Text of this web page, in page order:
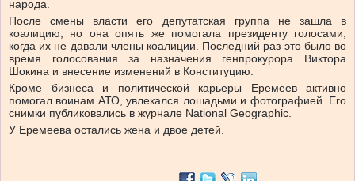
народа.
После смены власти его депутатская группа не зашла в
коалицию, но она опять же помогала президенту голосами,
когда их не давали члены коалиции. Последний раз это было во
время голосования за назначения генпрокурора Виктора
Шокина и внесение изменений в Конституцию.
Кроме бизнеса и политической карьеры Еремеев активно
помогал воинам АТО, увлекался лошадьми и фотографией. Его
снимки публиковались в журнале National Geographic.
У Еремеева остались жена и двое детей.